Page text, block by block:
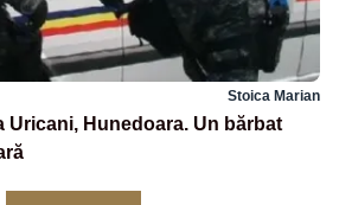
Stoica Marian
Uricani, Hunedoara. Un bărbat